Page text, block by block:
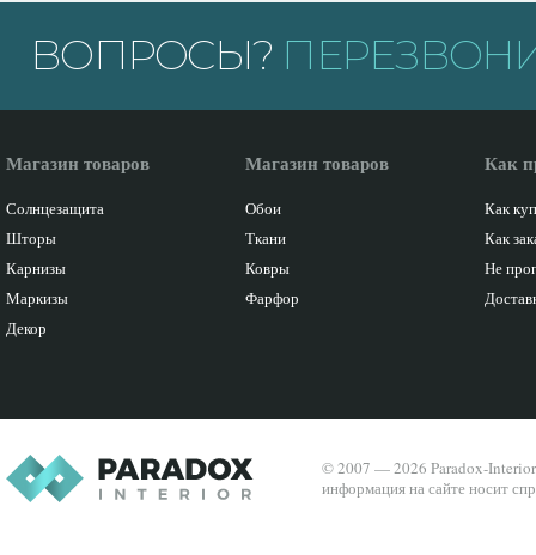
ВОПРОСЫ?
Магазин товаров
Солнцезащита
Шторы
Карнизы
Маркизы
Декор
Магазин товаров
Обои
Ткани
Ковры
Фарфор
Как
Как
Как
Не
© 2007 — 2026 Paradox-
информация на сайте носит